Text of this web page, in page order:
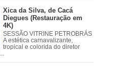
Xica da Silva, de Cacá
Diegues (Restauração em
4K)
SESSÃO VITRINE PETROBRÁS
A estética carnavalizante,
tropical e colorida do diretor